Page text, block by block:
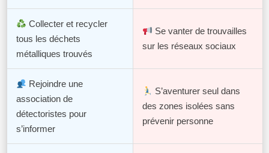
Collecter et recycler
tous les déchets
métalliques trouvés
Se vanter de trouvailles
sur les réseaux sociaux
Rejoindre une
association de
détectoristes pour
s’informer
S’aventurer seul dans
des zones isolées sans
prévenir personne